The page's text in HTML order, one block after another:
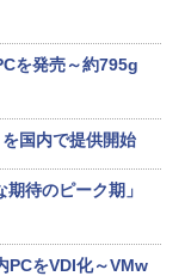
を発売～約795g
国内で提供開始
待のピーク期」
PCをVDI化～VMw